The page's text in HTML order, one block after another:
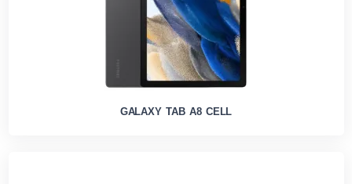
GALAXY TAB A8 CELL